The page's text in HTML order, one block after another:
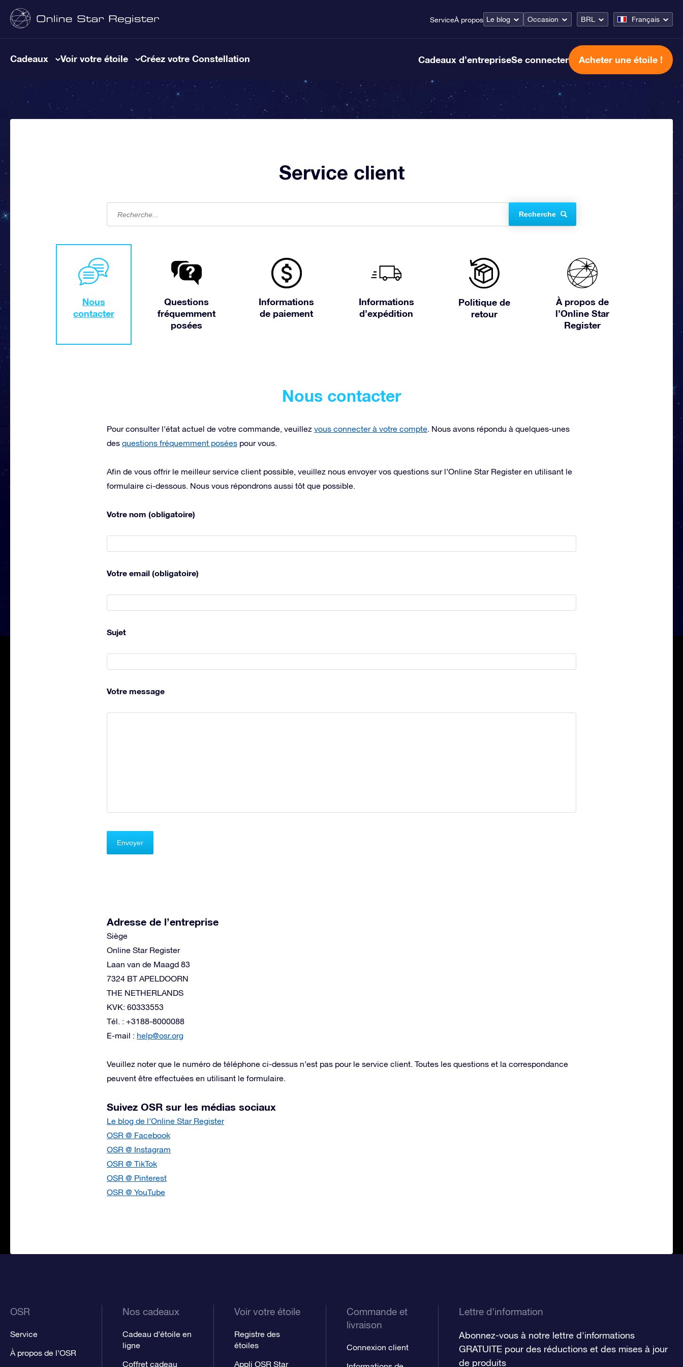
ServiceÀ propos Le blog Occasion BRL Français
Cadeaux Voir votre étoile Créez votre Constellation Cadeaux d’entrepriseSe connecter Acheter une étoile !
Service client
Recherche
Nous
contacter
Questions
fréquemment
posées
Informations
de paiement
Informations
d’expédition
Politique de
retour
À propos de
l’Online Star
Register
Nous contacter
Pour consulter l’état actuel de votre commande, veuillez vous connecter à votre compte. Nous avons répondu à quelques-unes
des questions fréquemment posées pour vous.
Afin de vous offrir le meilleur service client possible, veuillez nous envoyer vos questions sur l’Online Star Register en utilisant le
formulaire ci-dessous. Nous vous répondrons aussi tôt que possible.
Votre nom (obligatoire)
Votre email (obligatoire)
Sujet
Votre message
Adresse de l’entreprise
Siège
Online Star Register
Laan van de Maagd 83
7324 BT APELDOORN
THE NETHERLANDS
KVK: 60333553
Tél. : +3188-8000088
E-mail : help@osr.org
Veuillez noter que le numéro de téléphone ci-dessus n’est pas pour le service client. Toutes les questions et la correspondance
peuvent être effectuées en utilisant le formulaire.
Suivez OSR sur les médias sociaux
Le blog de l’Online Star Register
OSR @ Facebook
OSR @ Instagram
OSR @ TikTok
OSR @ Pinterest
OSR @ YouTube
OSR
Service
À propos de l’OSR
Nos cadeaux
Cadeau d’étoile en
ligne
Coffret cadeau
Voir votre étoile
Registre des
étoiles
Appli OSR Star
Commande et
livraison
Connexion client
Lettre d'information
Abonnez-vous à notre lettre d'informations
GRATUITE pour des réductions et des mises à jour
de produits